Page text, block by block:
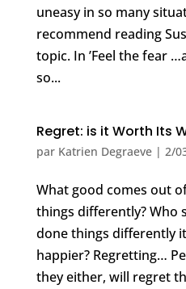
uneasy in so many
recommend reading
topic. In ’Feel the fear
so...
Regret: is it Worth Its
par Katrien Degraeve| 2/
What good comes out
things differently? Who
done things differently
happier? Regretting…
they either, will regret